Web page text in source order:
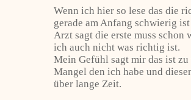
Wenn ich hier so lese das die
gerade am Anfang schwierig
Arzt sagt die erste muss schon
ich auch nicht was richtig ist.
Mein Gefühl sagt mir das ist
Mangel den ich habe und
über lange Zeit.